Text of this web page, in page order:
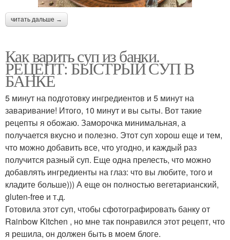
читать дальше →
Как варить суп из банки.
РЕЦЕПТ: БЫСТРЫЙ СУП В
БАНКЕ
5 минут на подготовку ингредиентов и 5 минут на
заваривание! Итого, 10 минут и вы сыты. Вот такие
рецепты я обожаю. Заморочка минимальная, а
получается вкусно и полезно. Этот суп хорош еще и тем,
что можно добавить все, что угодно, и каждый раз
получится разный суп. Еще одна прелесть, что можно
добавлять ингредиенты на глаз: что вы любите, того и
кладите больше))) А еще он полностью вегетарианский,
gluten-free и т.д.
Готовила этот суп, чтобы сфотографировать банку от
Rainbow Kitchen , но мне так понравился этот рецепт, что
я решила, он должен быть в моем блоге.